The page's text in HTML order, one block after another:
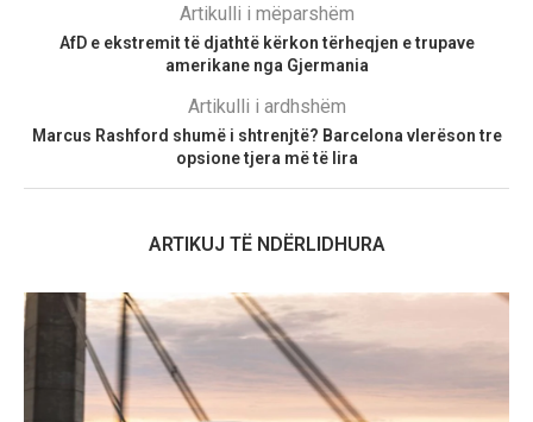
Artikulli i mëparshëm
AfD e ekstremit të djathtë kërkon tërheqjen e trupave
amerikane nga Gjermania
Artikulli i ardhshëm
Marcus Rashford shumë i shtrenjtë? Barcelona vlerëson tre
opsione tjera më të lira
ARTIKUJ TË NDËRLIDHURA